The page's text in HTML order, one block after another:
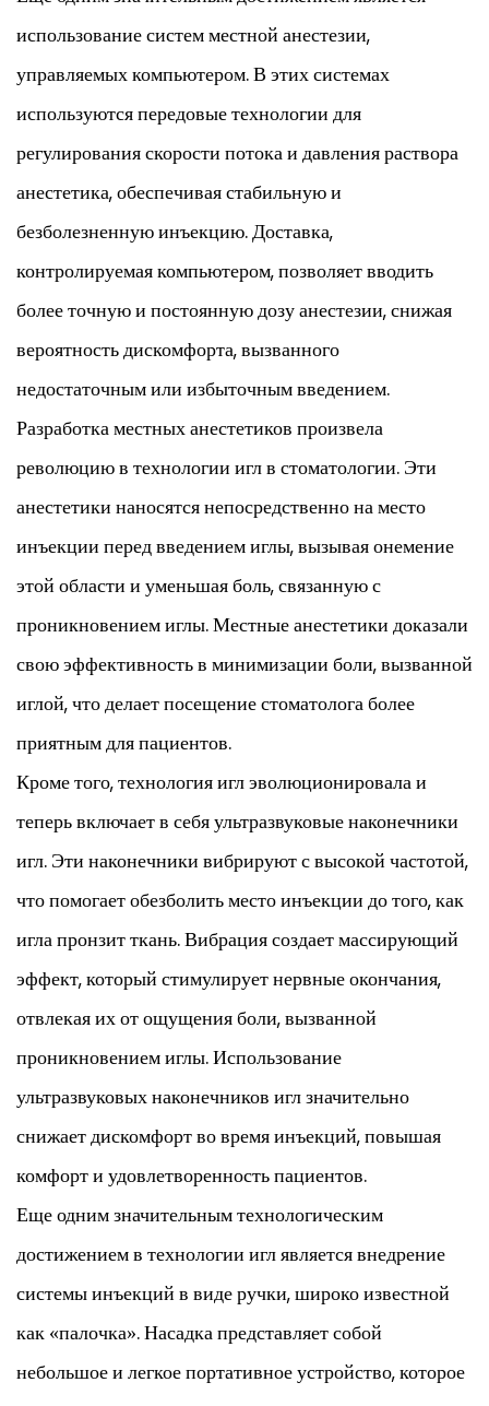
использование систем местной анестезии,
управляемых компьютером. В этих системах
используются передовые технологии для
регулирования скорости потока и давления раствора
анестетика, обеспечивая стабильную и
безболезненную инъекцию. Доставка,
контролируемая компьютером, позволяет вводить
более точную и постоянную дозу анестезии, снижая
вероятность дискомфорта, вызванного
недостаточным или избыточным введением.
Разработка местных анестетиков произвела
революцию в технологии игл в стоматологии. Эти
анестетики наносятся непосредственно на место
инъекции перед введением иглы, вызывая онемение
этой области и уменьшая боль, связанную с
проникновением иглы. Местные анестетики доказали
свою эффективность в минимизации боли, вызванной
иглой, что делает посещение стоматолога более
приятным для пациентов.
Кроме того, технология игл эволюционировала и
теперь включает в себя ультразвуковые наконечники
игл. Эти наконечники вибрируют с высокой частотой,
что помогает обезболить место инъекции до того, как
игла пронзит ткань. Вибрация создает массирующий
эффект, который стимулирует нервные окончания,
отвлекая их от ощущения боли, вызванной
проникновением иглы. Использование
ультразвуковых наконечников игл значительно
снижает дискомфорт во время инъекций, повышая
комфорт и удовлетворенность пациентов.
Еще одним значительным технологическим
достижением в технологии игл является внедрение
системы инъекций в виде ручки, широко известной
как «палочка». Насадка представляет собой
небольшое и легкое портативное устройство, которое